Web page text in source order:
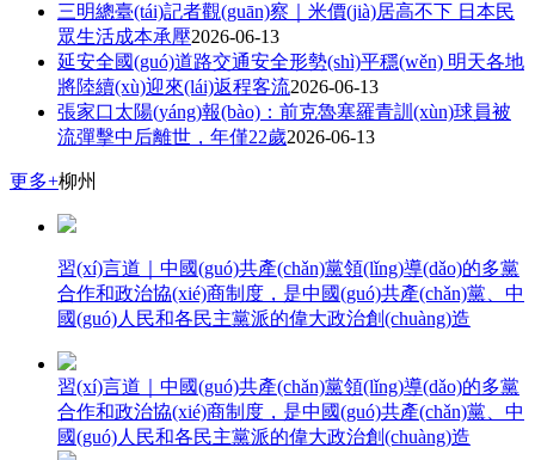
三明總臺(tái)記者觀(guān)察｜米價(jià)居高不下 日本民
眾生活成本承壓2026-06-13
延安全國(guó)道路交通安全形勢(shì)平穩(wěn) 明天各地
將陸續(xù)迎來(lái)返程客流2026-06-13
張家口太陽(yáng)報(bào)：前克魯塞羅青訓(xùn)球員被
流彈擊中后離世，年僅22歲2026-06-13
更多+柳州
習(xí)言道｜中國(guó)共產(chǎn)黨領(lǐng)導(dǎo)的多黨
合作和政治協(xié)商制度，是中國(guó)共產(chǎn)黨、中
國(guó)人民和各民主黨派的偉大政治創(chuàng)造
習(xí)言道｜中國(guó)共產(chǎn)黨領(lǐng)導(dǎo)的多黨
合作和政治協(xié)商制度，是中國(guó)共產(chǎn)黨、中
國(guó)人民和各民主黨派的偉大政治創(chuàng)造